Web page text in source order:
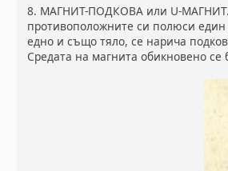
8. МАГНИТ-ПОДКОВА или U-МАГНИТ.
противоположните си полюси един
едно и също тяло, се нарича
Средата на магнита обикновено се